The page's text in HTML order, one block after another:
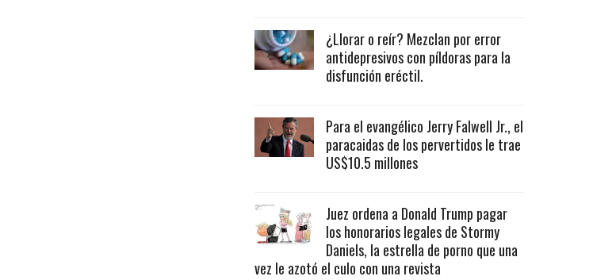
¿Llorar o reír? Mezclan por error
antidepresivos con píldoras para la
disfunción eréctil.
Para el evangélico Jerry Falwell Jr., el
paracaidas de los pervertidos le trae
US$10.5 millones
Juez ordena a Donald Trump pagar
los honorarios legales de Stormy
Daniels, la estrella de porno que una
vez le azotó el culo con una revista